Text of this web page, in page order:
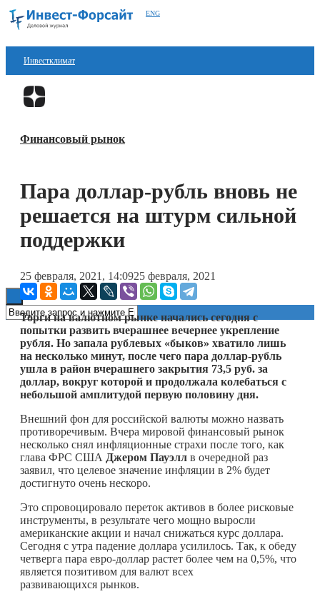
ENG
Инвестклимат
Финансы
Блокчейн
Технологии
Финансовый рынок
Пара доллар-рубль вновь не
решается на штурм сильной
поддержки
25 февраля, 2021, 14:0925 февраля, 2021
Торги на валютном рынке начались сегодня с
попытки развить вчерашнее вечернее укрепление
рубля. Но запала рублевых «быков» хватило лишь
на несколько минут, после чего пара доллар-рубль
ушла в район вчерашнего закрытия 73,5 руб. за
доллар, вокруг которой и продолжала колебаться с
небольшой амплитудой первую половину дня.
Внешний фон для российской валюты можно назвать
противоречивым. Вчера мировой финансовый рынок
несколько снял инфляционные страхи после того, как
глава ФРС США Джером Пауэлл в очередной раз
заявил, что целевое значение инфляции в 2% будет
достигнуто очень нескоро.
Это спровоцировало переток активов в более рисковые
инструменты, в результате чего мощно выросли
американские акции и начал снижаться курс доллара.
Сегодня с утра падение доллара усилилось. Так, к обеду
четверга пара евро-доллар растет более чем на 0,5%, что
является позитивом для валют всех
развивающихся рынков.